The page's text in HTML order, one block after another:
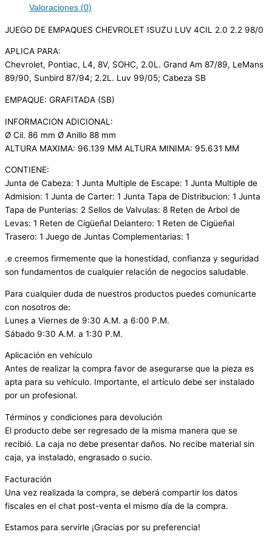
Valoraciones (0)
JUEGO DE EMPAQUES CHEVROLET ISUZU LUV 4CIL 2.0 2.2 98/0
APLICA PARA:
Chevrolet, Pontiac, L4, 8V, SOHC, 2.0L. Grand Am 87/89, LeMans
89/90, Sunbird 87/94; 2.2L. Luv 99/05; Cabeza SB
EMPAQUE: GRAFITADA (SB)
INFORMACION ADICIONAL:
Ø Cil. 86 mm Ø Anillo 88 mm
ALTURA MAXIMA: 96.139 MM ALTURA MINIMA: 95.631 MM
CONTIENE:
Junta de Cabeza: 1 Junta Multiple de Escape: 1 Junta Multiple de
Admision: 1 Junta de Carter: 1 Junta Tapa de Distribucion: 1 Junta
Tapa de Punterias: 2 Sellos de Valvulas: 8 Reten de Arbol de
Levas: 1 Reten de Cigüeñal Delantero: 1 Reten de Cigüeñal
Trasero: 1 Juego de Juntas Complementarias: 1
.e creemos firmemente que la honestidad, confianza y seguridad
son fundamentos de cualquier relación de negocios saludable.
Para cualquier duda de nuestros productos puedes comunicarte
con nosotros de:
Lunes a Viernes de 9:30 A.M. a 6:00 P.M.
Sábado 9:30 A.M. a 1:30 P.M.
Aplicación en vehículo
Antes de realizar la compra favor de asegurarse que la pieza es
apta para su vehículo. Importante, el artículo debe ser instalado
por un profesional.
Términos y condiciones para devolución
El producto debe ser regresado de la misma manera que se
recibió. La caja no debe presentar daños. No recibe material sin
caja, ya instalado, engrasado o sucio.
Facturación
Una vez realizada la compra, se deberá compartir los datos
fiscales en el chat post-venta el mismo día de la compra.
Estamos para servirle ¡Gracias por su preferencia!